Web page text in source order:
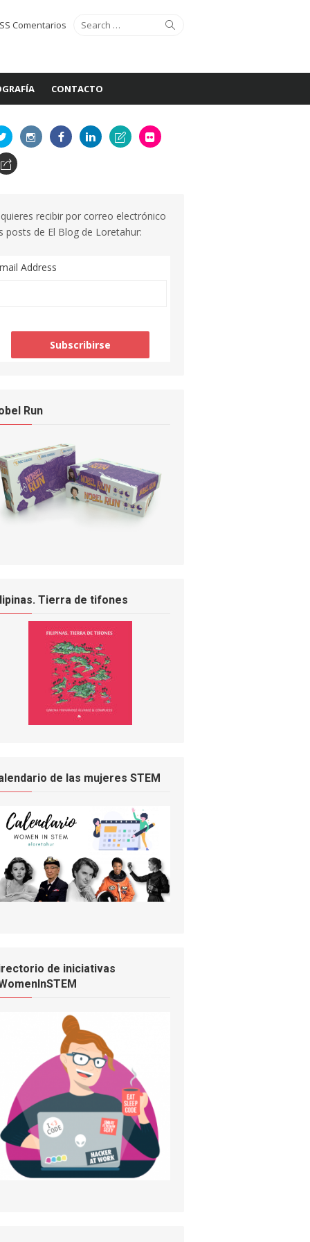
Search
for:
Comentarios
CONTACTO
recibir por correo electrónico
posts de El Blog de Loretahur:
Address
Run
Tierra de tifones
de las mujeres STEM
de iniciativas